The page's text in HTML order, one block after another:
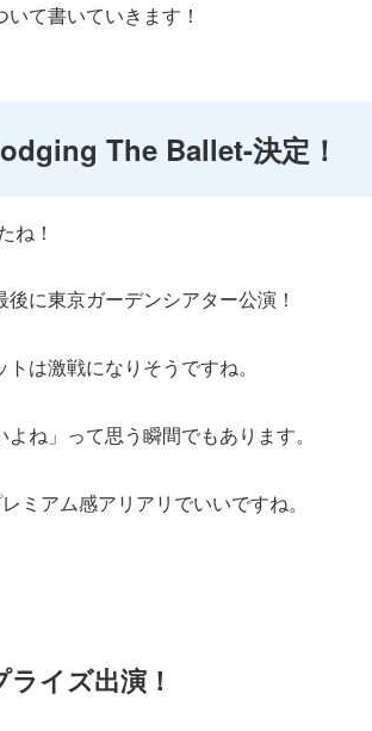
て書いていきます！
The Ballet-決定！
ね！
に東京ガーデンシアター公演！
は激戦になりそうですね。
ね」って思う瞬間でもあります。
ミアム感アリアリでいいですね。
イズ出演！